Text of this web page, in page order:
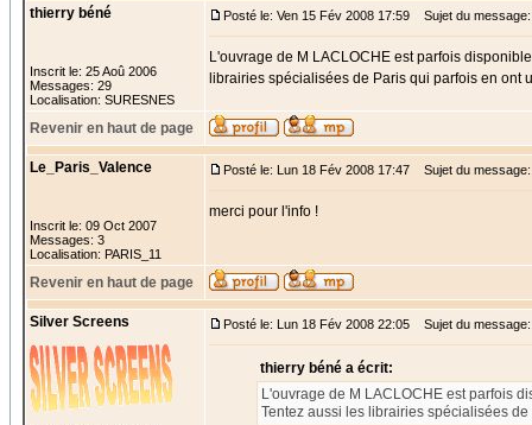
thierry béné
Inscrit le: 25 Aoû 2006
Messages: 29
Localisation: SURESNES
Posté le: Ven 15 Fév 2008 17:59 Sujet du message:
L'ouvrage de M LACLOCHE est parfois
librairies spécialisées de Paris qui parfois en ont
Revenir en haut de page
Le_Paris_Valence
Inscrit le: 09 Oct 2007
Messages: 3
Localisation: PARIS_11
Posté le: Lun 18 Fév 2008 17:47 Sujet du message:
merci pour l'info !
Revenir en haut de page
Silver Screens Posté le: Lun 18 Fév 2008 22:05 Sujet du message:
thierry béné a écrit:
L'ouvrage de M LACLOCHE est parfois
Tentez aussi les librairies spécialisées